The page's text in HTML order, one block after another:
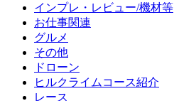
インプレ・レビュー/機材等
お仕事関連
グルメ
その他
ドローン
ヒルクライムコース紹介
レース